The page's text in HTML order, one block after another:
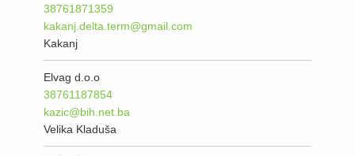
38761871359
kakanj.delta.term@gmail.com
Kakanj
Elvag d.o.o
38761187854
kazic@bih.net.ba
Velika Kladuša